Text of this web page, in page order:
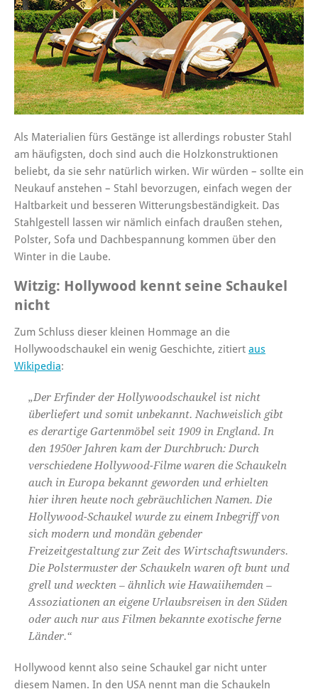
Als Materialien fürs Gestänge ist allerdings robuster Stahl
am häufigsten, doch sind auch die Holzkonstruktionen
beliebt, da sie sehr natürlich wirken. Wir würden – sollte ein
Neukauf anstehen – Stahl bevorzugen, einfach wegen der
Haltbarkeit und besseren Witterungsbeständigkeit. Das
Stahlgestell lassen wir nämlich einfach draußen stehen,
Polster, Sofa und Dachbespannung kommen über den
Winter in die Laube.
Witzig: Hollywood kennt seine Schaukel
nicht
Zum Schluss dieser kleinen Hommage an die
Hollywoodschaukel ein wenig Geschichte, zitiert aus
Wikipedia:
„Der Erfinder der Hollywoodschaukel ist nicht
überliefert und somit unbekannt. Nachweislich gibt
es derartige Gartenmöbel seit 1909 in England. In
den 1950er Jahren kam der Durchbruch: Durch
verschiedene Hollywood-Filme waren die Schaukeln
auch in Europa bekannt geworden und erhielten
hier ihren heute noch gebräuchlichen Namen. Die
Hollywood-Schaukel wurde zu einem Inbegriff von
sich modern und mondän gebender
Freizeitgestaltung zur Zeit des Wirtschaftswunders.
Die Polstermuster der Schaukeln waren oft bunt und
grell und weckten – ähnlich wie Hawaiihemden –
Assoziationen an eigene Urlaubsreisen in den Süden
oder auch nur aus Filmen bekannte exotische ferne
Länder.“
Hollywood kennt also seine Schaukel gar nicht unter
diesem Namen. In den USA nennt man die Schaukeln